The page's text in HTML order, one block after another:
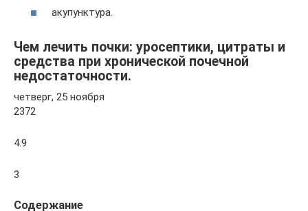
акупунктура.
Чем лечить почки: уросептики, цитраты и
средства при хронической почечной
недостаточности.
четверг, 25 ноября
2372
4.9
3
Содержание